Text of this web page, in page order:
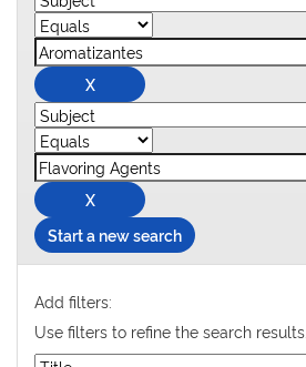
Start a new search
Add filters:
Use filters to refine the search results.